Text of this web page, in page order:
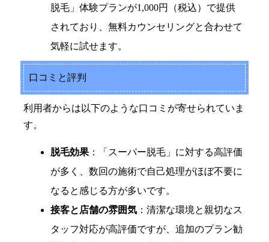
脱毛」体験プランが1,000円（税込）で提供
されており、無料カウンセリングと合わせて
気軽に試せます。
口コミと評判
利用者からは以下のような口コミが寄せられていま
す。
脱毛効果 ：「スーパー脱毛」に対する高評価
が多く、数回の施術で自己処理がほぼ不要に
なると感じる方が多いです。
接客と店舗の雰囲気 ：清潔な環境と親切なス
タッフ対応が高評価ですが、追加のプラン勧